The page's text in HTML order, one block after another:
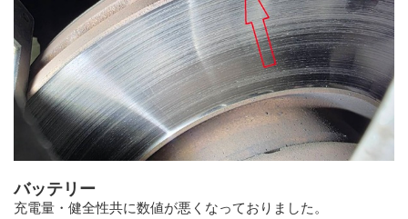
バッテリー
充電量・健全性共に数値が悪くなっておりました。